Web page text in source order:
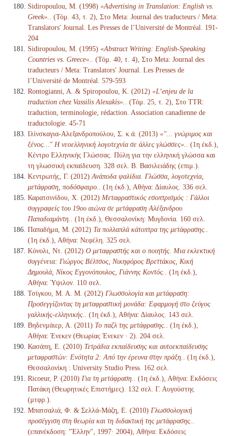
Sidiropoulou, M. (1998) «Advertising in Translation: English vs.
Greek».
. (Τόμ. 43, τ. 2), Στο Meta: Journal des traducteurs / Meta:
Translators' Journal. Les Presses de l’Université de Montréal. 191-
204
Sidiropoulou, M. (1995) «Abstract Writing: English-Speaking
Countries vs. Greece».
. (Τόμ. 40, τ. 4), Στο Meta: Journal des
traducteurs / Meta: Translators' Journal. Les Presses de
l’Université de Montréal. 579-593
Rontogianni, A. & Spiropoulou, K. (2012) «L’enjeu de la
traduction chez Vassilis Alexakis».
. (Τόμ. 25, τ. 2), Στο TTR:
traduction, terminologie, rédaction. Association canadienne de
traductologie. 45-71
Ιλίνσκαγια-Αλεξανδροπούλου, Σ. κ.ά. (2013) «"... γνώριμος και
ξένος…" Η νεοελληνική λογοτεχνία σε άλλες γλώσσες».
. (1η έκδ.),
Κέντρο Ελληνικής Γλώσσας. Πύλη για την ελληνική γλώσσα και
τη γλωσσική εκπαίδευση. 328 σελ. Β. Βασιλειάδης (επιμ.).
Κεντρωτής, Γ. (2012) Ανάποδα ψαλίδια. Γλώσσα, λογοτεχνία,
μετάφραση, ποδόσφαιρο.
. (1η έκδ.), Αθήνα: Δίαυλος. 336 σελ.
Καρατσινίδου, Χ. (2012) Μεταφραστικός εσοπτρισμός : Γάλλοι
συγγραφείς του 19ου αιώνα σε μετάφραση Αλέξανδρου
Παπαδιαμάντη.
. (1η έκδ.), Θεσσαλονίκη: Μυγδονία. 160 σελ.
Παπαδήμα, Μ. (2012) Τα πολλαπλά κάτοπτρα της μετάφρασης.
(1η έκδ.), Αθήνα: Νεφέλη. 325 σελ.
Κόνολι, Ντ. (2012) Ο μεταφραστής και ο ποιητής. Μια εκλεκτική
συγγένεια: Γιώργος Βέλτσος, Νικηφόρος Βρεττάκος, Κική
Δημουλά, Νίκος Εγγονόπουλος, Γιάννης Κοντός.
. (1η έκδ.),
Αθήνα: Ύψιλον. 110 σελ.
Τσίγκου, Μ. Α. Μ. (2012) Γλωσσολογία και μετάφραση:
Προσεγγίζοντας τη μεταφραστική μονάδα: Εφαρμογή στο ζεύγος
γαλλικής-ελληνικής.
. (1η έκδ.), Αθήνα: Δίαυλος. 143 σελ.
Βηδενμάιερ, Α. (2011) Το παζλ της μετάφρασης.
. (1η έκδ.),
Αθήνα: Ένεκεν (Θεωρίας Ένεκεν · 2). 204 σελ.
Κασάπη, Ε. (2010) Τετράδια εκπαίδευσης και αυτοεκπαίδευσης
μεταφραστών: Ενότητα 2: Από την έρευνα στην πράξη.
. (1η έκδ.),
Θεσσαλονίκη : University Studio Press. 162 σελ.
Ricoeur, P. (2010) Για τη μετάφραση.
. (1η έκδ.), Αθήνα: Εκδόσεις
Πατάκη (Θεωρητικές Επιστήμες). 132 σελ. Γ. Αυγούστης
(μτφρ.).
Μπατσαλιά, Φ. & Σελλά-Μάζη, Ε. (2010) Γλωσσολογική
προσέγγιση στη θεωρία και τη διδακτική της μετάφρασης.
(επανέκδοση: "Έλλην", 1997· 2004), Αθήνα: Εκδόσεις